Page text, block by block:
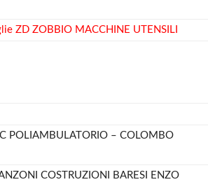
ZD ZOBBIO MACCHINE UTENSILI
POLIAMBULATORIO – COLOMBO
COSTRUZIONI BARESI ENZO